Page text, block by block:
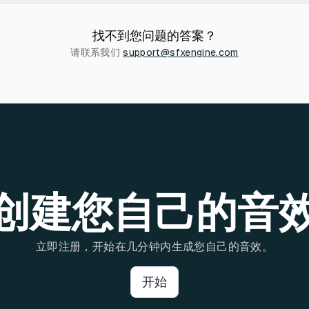
找不到您问题的答案？
请联系我们 support@sfxengine.com
建您自己的音
立即注册，开始在几分钟内生成您自己的音效。
开始